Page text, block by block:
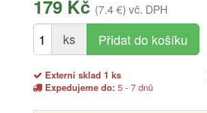
179 Kč (7.4 €) vč. DPH
ks
Externí sklad 1 ks
Expedujeme do:5 - 7 dnů